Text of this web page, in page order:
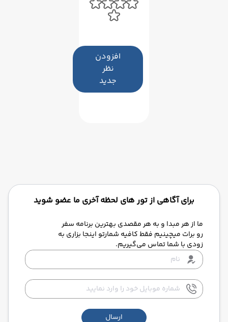
افزودن
نظر
جدید
برای آگاهی از تور های لحظه آخری ما عضو شوید
ما از هر مبدا و به هر مقصدی بهترین برنامه سفر
رو برات میچینیم فقط کافیه شمارتو اینجا بزاری به
زودی با شما تماس می‌گیریم.
ارسال